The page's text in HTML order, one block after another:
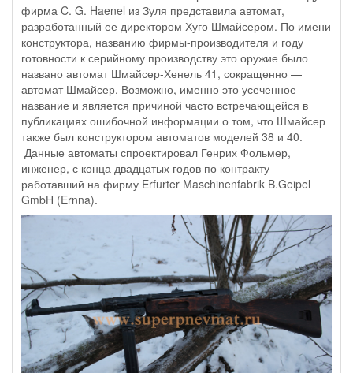
фирма C. G. Haenel из Зуля представила автомат,
разработанный ее директором Хуго Шмайсером. По имени
конструктора, названию фирмы-производителя и году
готовности к серийному производству это оружие было
названо автомат Шмайсер-Хенель 41, сокращенно —
автомат Шмайсер. Возможно, именно это усеченное
название и является причиной часто встречающейся в
публикациях ошибочной информации о том, что Шмайсер
также был конструктором автоматов моделей 38 и 40.
Данные автоматы спроектировал Генрих Фольмер,
инженер, с конца двадцатых годов по контракту
работавший на фирму Erfurter Maschinenfabrik B.Geipel
GmbH (Ernna).